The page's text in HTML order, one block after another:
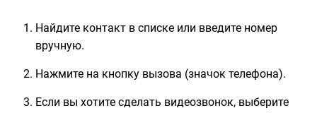
Найдите контакт в списке или введите номер
вручную.
Нажмите на кнопку вызова (значок телефона).
Если вы хотите сделать видеозвонок, выберите